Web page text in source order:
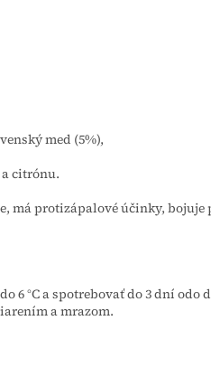
med (5%),
a citrónu.
má protizápalové účinky, bojuje
6 °C a spotrebovať do 3 dní odo
a mrazom.